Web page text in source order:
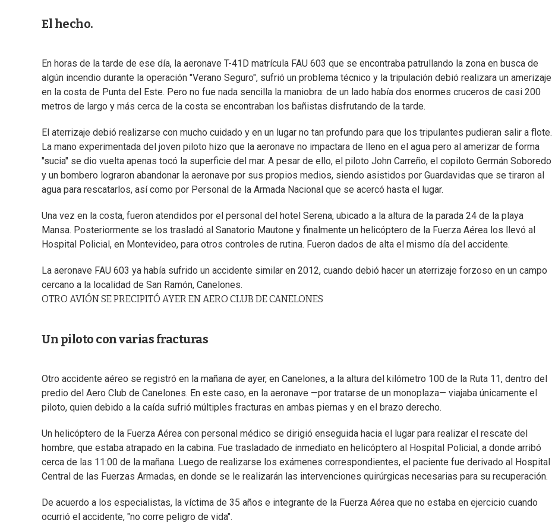
El hecho.
En horas de la tarde de ese día, la aeronave T-41D matrícula FAU 603 que se encontraba patrullando la zona en busca de
algún incendio durante la operación "Verano Seguro", sufrió un problema técnico y la tripulación debió realizara un amerizaje
en la costa de Punta del Este. Pero no fue nada sencilla la maniobra: de un lado había dos enormes cruceros de casi 200
metros de largo y más cerca de la costa se encontraban los bañistas disfrutando de la tarde.
El aterrizaje debió realizarse con mucho cuidado y en un lugar no tan profundo para que los tripulantes pudieran salir a flote.
La mano experimentada del joven piloto hizo que la aeronave no impactara de lleno en el agua pero al amerizar de forma
"sucia" se dio vuelta apenas tocó la superficie del mar. A pesar de ello, el piloto John Carreño, el copiloto Germán Soboredo
y un bombero lograron abandonar la aeronave por sus propios medios, siendo asistidos por Guardavidas que se tiraron al
agua para rescatarlos, así como por Personal de la Armada Nacional que se acercó hasta el lugar.
Una vez en la costa, fueron atendidos por el personal del hotel Serena, ubicado a la altura de la parada 24 de la playa
Mansa. Posteriormente se los trasladó al Sanatorio Mautone y finalmente un helicóptero de la Fuerza Aérea los llevó al
Hospital Policial, en Montevideo, para otros controles de rutina. Fueron dados de alta el mismo día del accidente.
La aeronave FAU 603 ya había sufrido un accidente similar en 2012, cuando debió hacer un aterrizaje forzoso en un campo
cercano a la localidad de San Ramón, Canelones.
OTRO AVIÓN SE PRECIPITÓ AYER EN AERO CLUB DE CANELONES
Un piloto con varias fracturas
Otro accidente aéreo se registró en la mañana de ayer, en Canelones, a la altura del kilómetro 100 de la Ruta 11, dentro del
predio del Aero Club de Canelones. En este caso, en la aeronave —por tratarse de un monoplaza— viajaba únicamente el
piloto, quien debido a la caída sufrió múltiples fracturas en ambas piernas y en el brazo derecho.
Un helicóptero de la Fuerza Aérea con personal médico se dirigió enseguida hacia el lugar para realizar el rescate del
hombre, que estaba atrapado en la cabina. Fue trasladado de inmediato en helicóptero al Hospital Policial, a donde arribó
cerca de las 11:00 de la mañana. Luego de realizarse los exámenes correspondientes, el paciente fue derivado al Hospital
Central de las Fuerzas Armadas, en donde se le realizarán las intervenciones quirúrgicas necesarias para su recuperación.
De acuerdo a los especialistas, la víctima de 35 años e integrante de la Fuerza Aérea que no estaba en ejercicio cuando
ocurrió el accidente, "no corre peligro de vida".